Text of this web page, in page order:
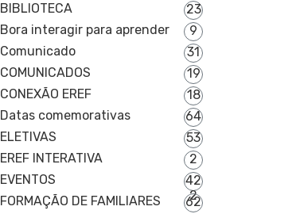
BIBLIOTECA
23
Bora interagir para aprender
9
Comunicado
31
COMUNICADOS
19
CONEXÃO EREF
18
Datas comemorativas
64
ELETIVAS
53
EREF INTERATIVA
2
EVENTOS
42
2
FORMAÇÃO DE FAMILIARES
62